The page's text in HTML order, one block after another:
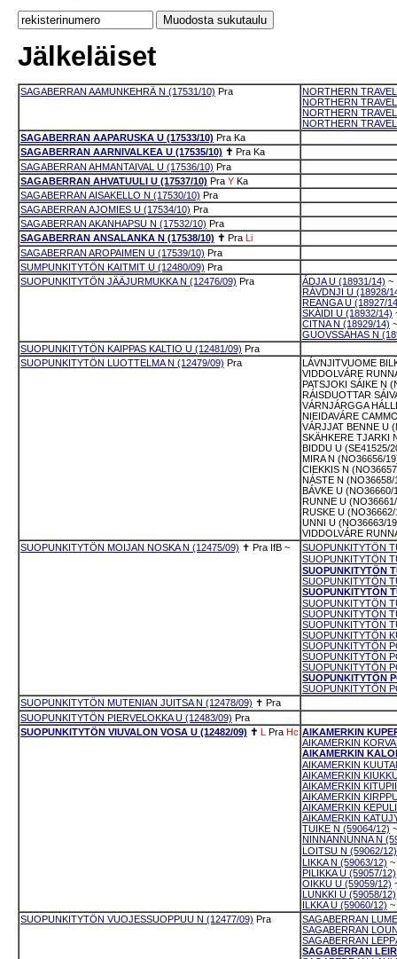
Jälkeläiset
SAGABERRAN AAMUNKEHRÄ N (17531/10) Pra
NORTHERN
NORTHERN
NORTHERN
NORTHERN
SAGABERRAN AAPARUSKA U (17533/10) Pra Ka
SAGABERRAN AARNIVALKEA U (17535/10) ✝ Pra Ka
SAGABERRAN AHMANTAIVAL U (17536/10) Pra
SAGABERRAN AHVATUULI U (17537/10) Pra Y Ka
SAGABERRAN AISAKELLO N (17530/10) Pra
SAGABERRAN AJOMIES U (17534/10) Pra
SAGABERRAN AKANHAPSU N (17532/10) Pra
SAGABERRAN ANSALANKA N (17538/10) ✝ Pra
Li
SAGABERRAN AROPAIMEN U (17539/10) Pra
SUMPUNKITYTÖN KAITMIT U (12480/09) Pra
SUOPUNKITYTÖN JÄÄJURMUKKA N (12476/09) Pra ÁDJA U (18931/14) ~
RÁVDNJI U (18928/
REANGA U (18927/
SKÁIDI U (18932/14)
CITNA N (18929/14) ~
GUOVSSAHAS N
SUOPUNKITYTÖN KAIPPAS KALTIO U (12481/09) Pra
SUOPUNKITYTÖN LUOTTELMA N (12479/09) Pra
LÁVNJITVUOME
VIDDOLVÁRE
PATSJOKI SÁIKE N
RÁISDUOTTAR
VÁRNJÁRGGA
NIEIDAVÁRE
VÁRJJAT BENNE U
SKÄHKERE TJARKI
BIDDU U (SE41525/
MIRA N (NO36656/
CIEKKIS N
NÁSTE N (NO36658/
BÁVKE U (NO36660/
RUNNE U
RUSKE U
UNNI U (NO36663/
VIDDOLVÁRE
SUOPUNKITYTÖN MOIJAN NOSKA N (12475/09) ✝ Pra IfB ~
SUOPUNKITYTÖN
SUOPUNKITYTÖN
SUOPUNKITYTÖN
SUOPUNKITYTÖN
SUOPUNKITYTÖN
SUOPUNKITYTÖN
SUOPUNKITYTÖN
SUOPUNKITYTÖN
SUOPUNKITYTÖN
SUOPUNKITYTÖN
SUOPUNKITYTÖN
SUOPUNKITYTÖN
SUOPUNKITYTÖN
SUOPUNKITYTÖN
SUOPUNKITYTÖN MUTENIAN JUITSA N (12478/09) ✝ Pra
SUOPUNKITYTÖN PIERVELOKKA U (12483/09) Pra
SUOPUNKITYTÖN VIUVALON VOSA U (12482/09) ✝ Pra Hc AIKAMERKIN
AIKAMERKIN
AIKAMERKIN
AIKAMERKIN
AIKAMERKIN
AIKAMERKIN
AIKAMERKIN
AIKAMERKIN
AIKAMERKIN
TUIKE N (59064/12) ~
NINNANNUNNA N
LOITSU N (59062/12)
LIKKA N (59063/12) ~
PILIKKA U (59057/12)
OIKKU U (59059/12)
LUNKKI U (59058/12)
ILKKA U (59060/12) ~
SUOPUNKITYTÖN VUOJESSUOPPUU N (12477/09) Pra
SAGABERRAN
SAGABERRAN
SAGABERRAN
SAGABERRAN